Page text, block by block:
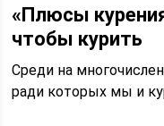
«Плюсы
чтобы курить
Среди на
ради которых мы и